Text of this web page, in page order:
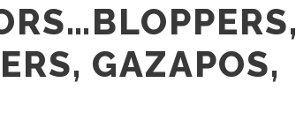
BLOPPERS,
GAZAPOS,